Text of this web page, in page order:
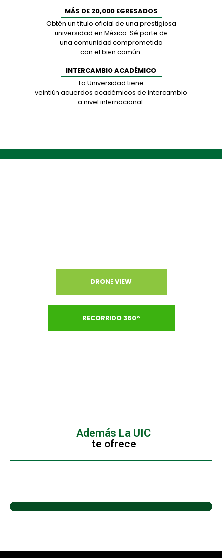
MÁS DE 20,000 EGRESADOS
Obtén un título oficial de una prestigiosa
universidad en México. Sé parte de
una comunidad comprometida
con el bien común.
INTERCAMBIO ACADÉMICO
La Universidad tiene
veintiún acuerdos académicos de intercambio
a nivel internacional.
DRONE VIEW
RECORRIDO 360°
Además La UIC
te ofrece